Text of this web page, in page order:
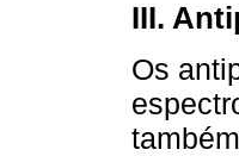
III.
Os